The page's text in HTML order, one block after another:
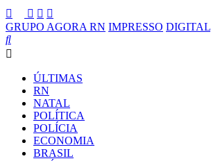
GRUPO AGORA RN IMPRESSO DIGITAL
ÚLTIMAS
RN
NATAL
POLÍTICA
POLÍCIA
ECONOMIA
BRASIL